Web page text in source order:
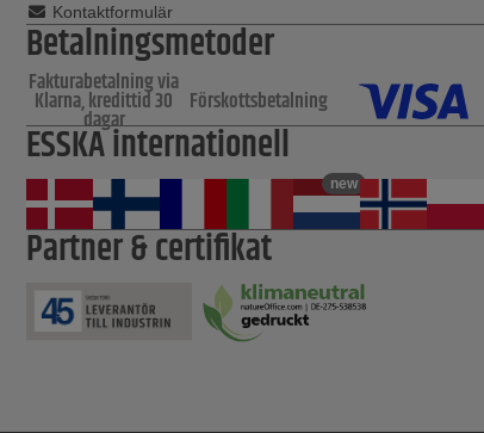
Kontaktformulär
Betalningsmetoder
Fakturabetalning via
Klarna, kredittid 30
dagar
Förskottsbetalning
ESSKA internationell
new
Partner & certifikat